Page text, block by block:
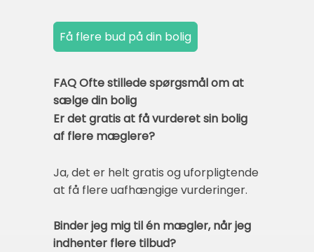
FAQ Ofte stillede spørgsmål om at
sælge din bolig
Er det gratis at få vurderet sin bolig
af flere mæglere?
Ja, det er helt gratis og uforpligtende
at få flere uafhængige vurderinger.
Binder jeg mig til én mægler, når jeg
indhenter flere tilbud?